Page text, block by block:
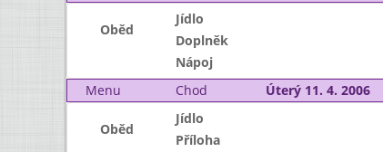
Oběd
Jídlo
Doplněk
Nápoj
Menu
Chod Úterý 11. 4. 2006
Oběd
Jídlo
Příloha